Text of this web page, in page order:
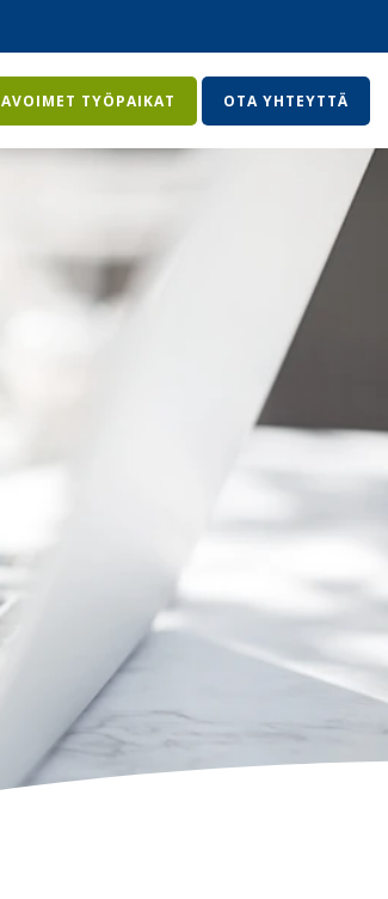
AVOIMET TYÖPAIKAT OTA YHTEYTTÄ